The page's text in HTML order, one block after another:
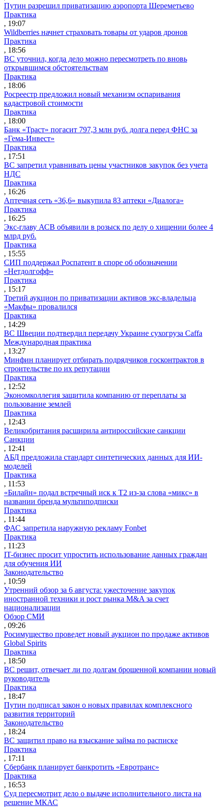
Путин разрешил приватизацию аэропорта Шереметьево
Практика
, 19:07
Wildberries начнет страховать товары от ударов дронов
Практика
, 18:56
ВС уточнил, когда дело можно пересмотреть по вновь
открывшимся обстоятельствам
Практика
, 18:06
Росреестр предложил новый механизм оспаривания
кадастровой стоимости
Практика
, 18:00
Банк «Траст» погасит 797,3 млн руб. долга перед ФНС за
«Гема-Инвест»
Практика
, 17:51
ВС запретил уравнивать цены участников закупок без учета
НДС
Практика
, 16:26
Аптечная сеть «36,6» выкупила 83 аптеки «Диалога»
Практика
, 16:25
Экс-главу АСВ объявили в розыск по делу о хищении более 4
млрд руб.
Практика
, 15:55
СИП поддержал Роспатент в споре об обозначении
«Нетдолгофф»
Практика
, 15:17
Третий аукцион по приватизации активов экс-владельца
«Макфы» провалился
Практика
, 14:29
ВС Швеции подтвердил передачу Украине сухогруза Caffa
Международная практика
, 13:27
Минфин планирует отбирать подрядчиков госконтрактов в
строительстве по их репутации
Практика
, 12:52
Экономколлегия защитила компанию от переплаты за
пользование землей
Практика
, 12:43
Великобритания расширила антироссийские санкции
Санкции
, 12:41
АБД предложила стандарт синтетических данных для ИИ-
моделей
Практика
, 11:53
«Билайн» подал встречный иск к Т2 из-за слова «микс» в
названии бренда мультиподписки
Практика
, 11:44
ФАС запретила наружную рекламу Fonbet
Практика
, 11:23
IT-бизнес просит упростить использование данных граждан
для обучения ИИ
Законодательство
, 10:59
Утренний обзор за 6 августа: ужесточение закупок
иностранной техники и рост рынка M&A за счет
национализации
Обзор СМИ
, 09:26
Росимущество проведет новый аукцион по продаже активов
Global Spirits
Практика
, 18:50
ВС решит, отвечает ли по долгам брошенной компании новый
руководитель
Практика
, 18:47
Путин подписал закон о новых правилах комплексного
развития территорий
Законодательство
, 18:24
ВС защитил право на взыскание займа по расписке
Практика
, 17:11
Сбербанк планирует банкротить «Евротранс»
Практика
, 16:53
Суд пересмотрит дело о выдаче исполнительного листа на
решение МКАС